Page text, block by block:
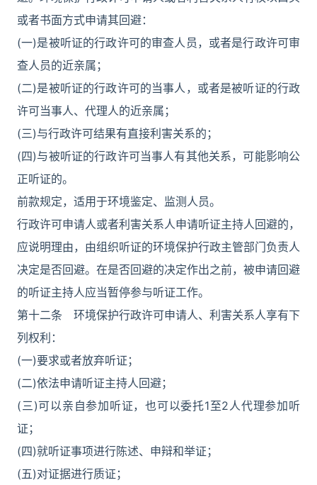
或者书面方式申请其回避：
(一)是被听证的行政许可的审查人员，或者是行政许可审
查人员的近亲属；
(二)是被听证的行政许可的当事人，或者是被听证的行政
许可当事人、代理人的近亲属；
(三)与行政许可结果有直接利害关系的；
(四)与被听证的行政许可当事人有其他关系，可能影响公
正听证的。
前款规定，适用于环境鉴定、监测人员。
行政许可申请人或者利害关系人申请听证主持人回避的，
应说明理由，由组织听证的环境保护行政主管部门负责人
决定是否回避。在是否回避的决定作出之前，被申请回避
的听证主持人应当暂停参与听证工作。
第十二条 环境保护行政许可申请人、利害关系人享有下
列权利：
(一)要求或者放弃听证；
(二)依法申请听证主持人回避；
(三)可以亲自参加听证，也可以委托1至2人代理参加听
证；
(四)就听证事项进行陈述、申辩和举证；
(五)对证据进行质证；